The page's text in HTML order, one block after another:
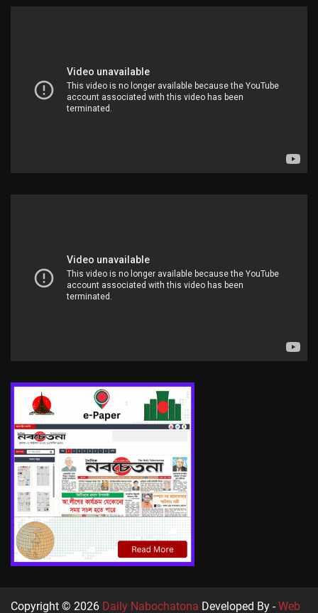
Copyright © 2026 Daily Nabochatona Developed By -Web